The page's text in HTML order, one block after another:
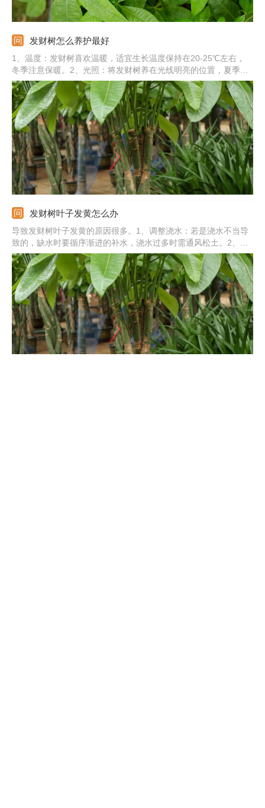
发财树怎么养护最好
1、温度：发财树喜欢温暖，适宜生长温度保持在20-25℃左右，
冬季注意保暖。2、光照：将发财树养在光线明亮的位置，夏季强
光时搭遮阳网。3、水分：浇水坚持见干见湿，冬季温度过低时减
少浇水，保持土壤干燥。4、施肥：生长季薄肥勤施，配合叶面
肥。5、病虫：防治好病虫，及时摘除掉病叶和虫叶，及时喷洒药
物。
发财树叶子发黄怎么办
导致发财树叶子发黄的原因很多。1、调整浇水：若是浇水不当导
致的，缺水时要循序渐进的补水，浇水过多时需通风松土。2、合
理见光：若是光照不当导致的，需养在光线明亮的室内，避开直射
光。3、保持温度：若是温度不适导致的，需调整好周边的温度。
4、防治病虫害：若是病虫害导致的，需摘除病叶，及时喷药。